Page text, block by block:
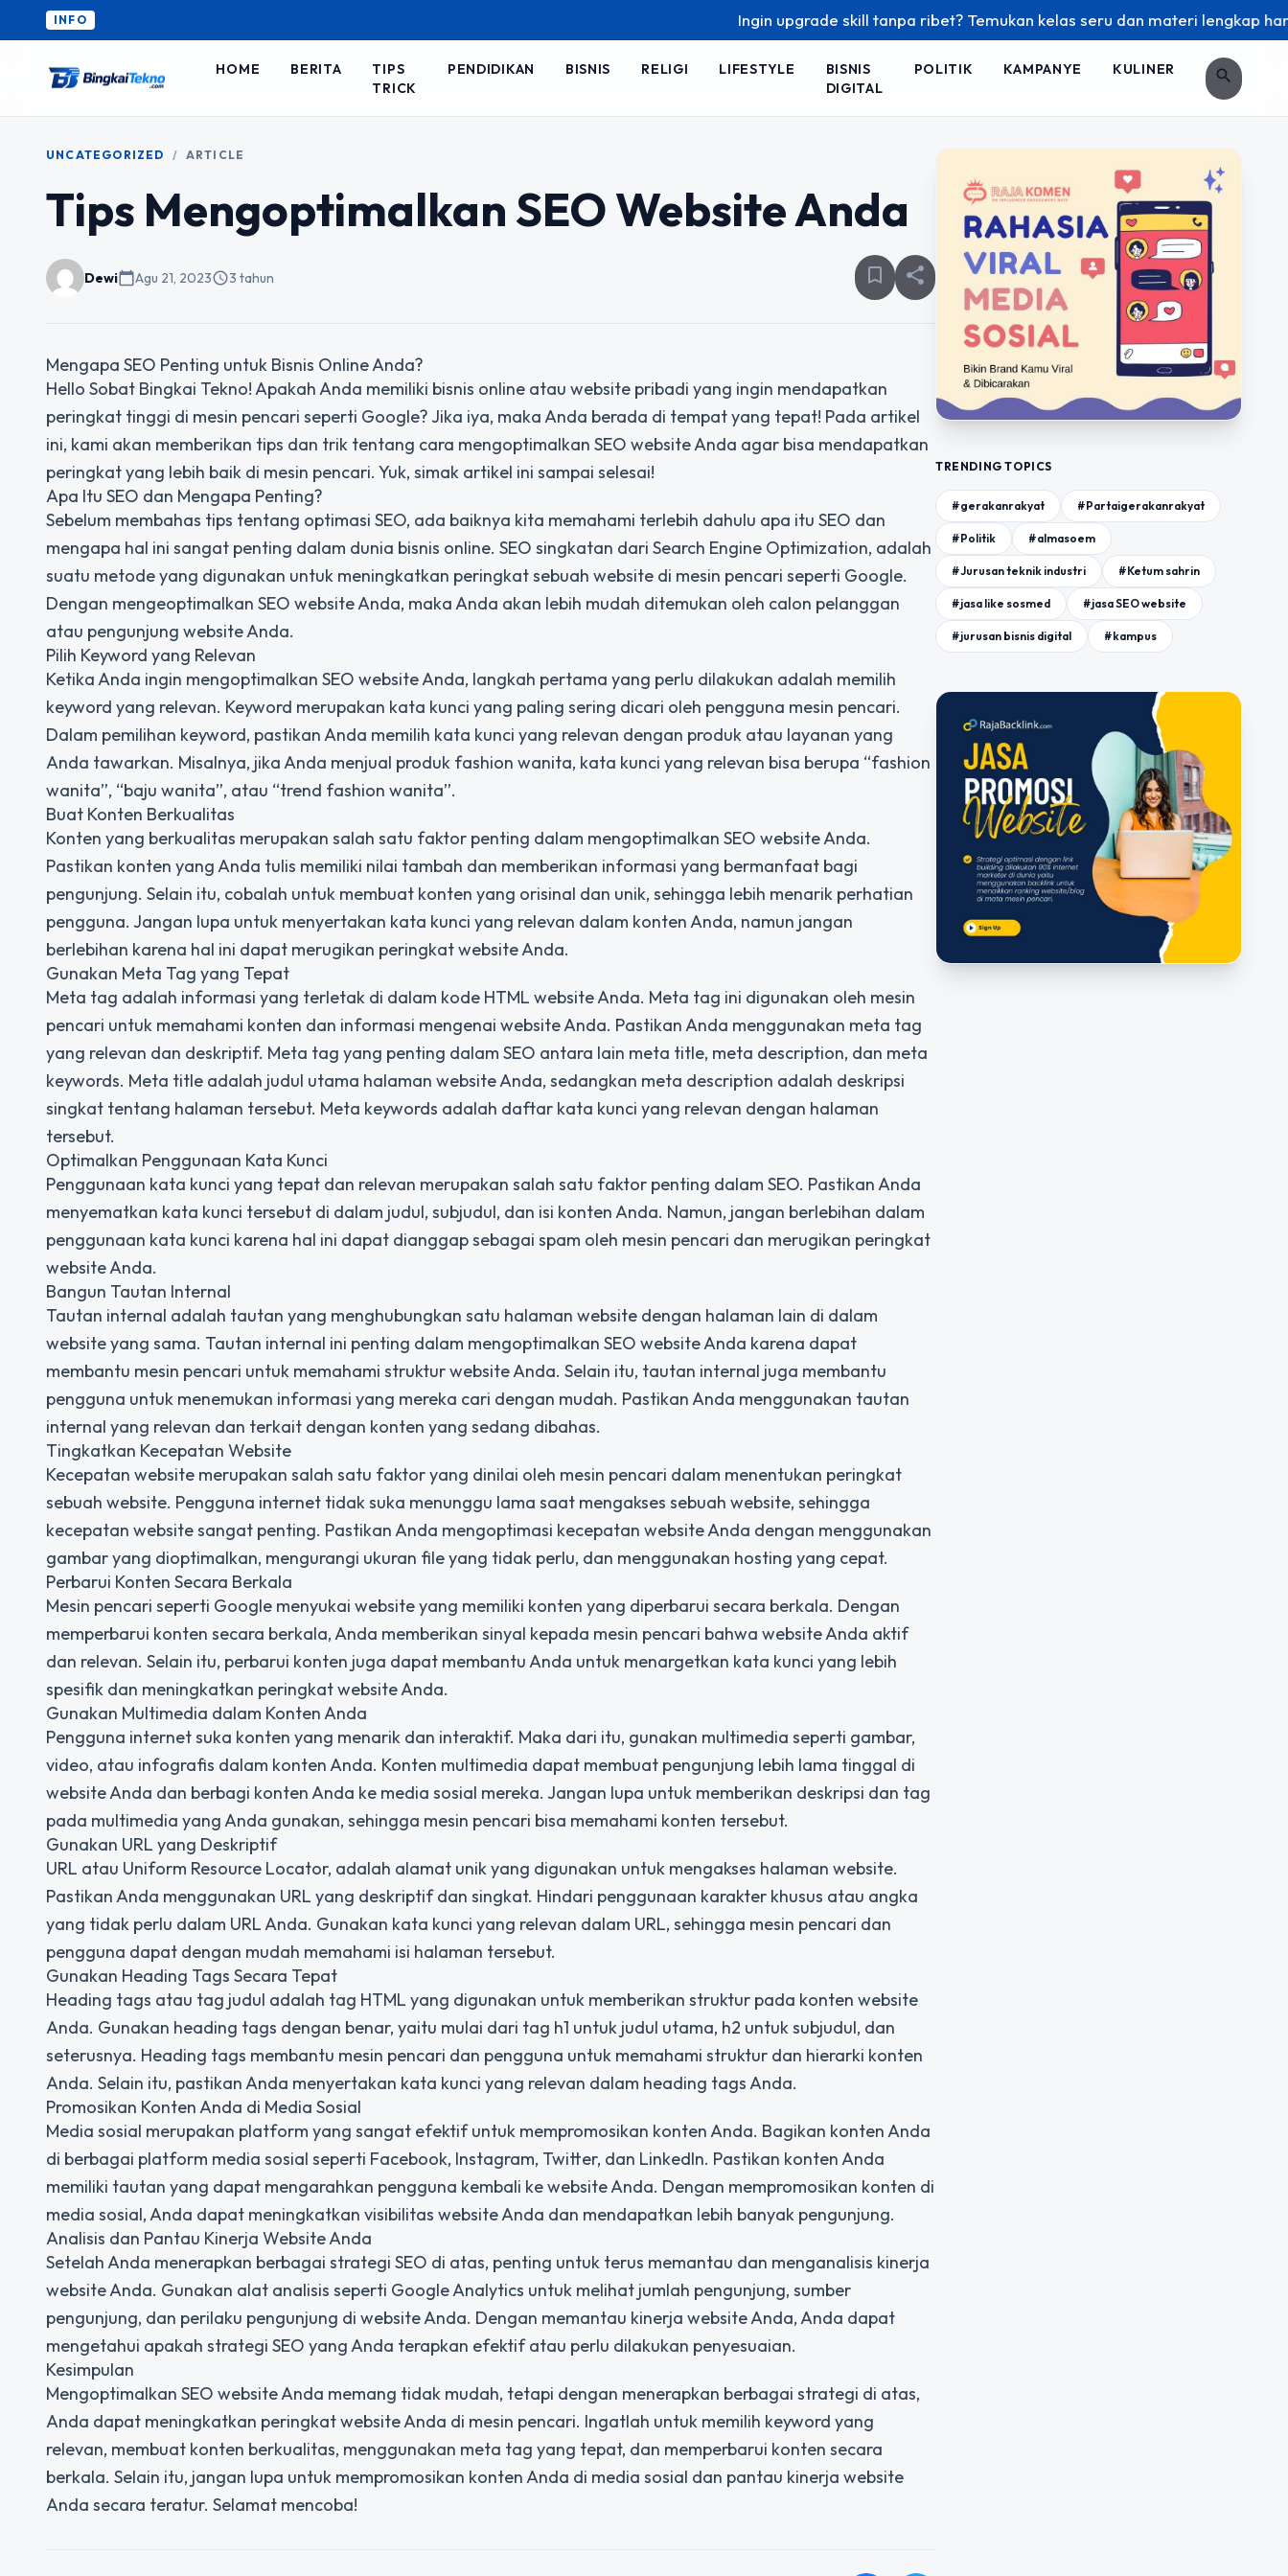
INFO Ingin upgrade skill tanpa ribet? Temukan kelas seru dan materi lengkap hanya di
HOME BERITA
TIPS
TRICK
PENDIDIKAN BISNIS RELIGI LIFESTYLE
BISNIS
DIGITAL
POLITIK KAMPANYE KULINER search
UNCATEGORIZED / ARTICLE
Tips Mengoptimalkan SEO Website Anda
Dewicalendar_todayAgu 21, 2023schedule3 tahun bookmark_border share
Mengapa SEO Penting untuk Bisnis Online Anda?
Hello Sobat Bingkai Tekno! Apakah Anda memiliki bisnis online atau website pribadi yang ingin mendapatkan
peringkat tinggi di mesin pencari seperti Google? Jika iya, maka Anda berada di tempat yang tepat! Pada artikel
ini, kami akan memberikan tips dan trik tentang cara mengoptimalkan SEO website Anda agar bisa mendapatkan
peringkat yang lebih baik di mesin pencari. Yuk, simak artikel ini sampai selesai!
Apa Itu SEO dan Mengapa Penting?
Sebelum membahas tips tentang optimasi SEO, ada baiknya kita memahami terlebih dahulu apa itu SEO dan
mengapa hal ini sangat penting dalam dunia bisnis online. SEO singkatan dari Search Engine Optimization, adalah
suatu metode yang digunakan untuk meningkatkan peringkat sebuah website di mesin pencari seperti Google.
Dengan mengeoptimalkan SEO website Anda, maka Anda akan lebih mudah ditemukan oleh calon pelanggan
atau pengunjung website Anda.
Pilih Keyword yang Relevan
Ketika Anda ingin mengoptimalkan SEO website Anda, langkah pertama yang perlu dilakukan adalah memilih
keyword yang relevan. Keyword merupakan kata kunci yang paling sering dicari oleh pengguna mesin pencari.
Dalam pemilihan keyword, pastikan Anda memilih kata kunci yang relevan dengan produk atau layanan yang
Anda tawarkan. Misalnya, jika Anda menjual produk fashion wanita, kata kunci yang relevan bisa berupa “fashion
wanita”, “baju wanita”, atau “trend fashion wanita”.
Buat Konten Berkualitas
Konten yang berkualitas merupakan salah satu faktor penting dalam mengoptimalkan SEO website Anda.
Pastikan konten yang Anda tulis memiliki nilai tambah dan memberikan informasi yang bermanfaat bagi
pengunjung. Selain itu, cobalah untuk membuat konten yang orisinal dan unik, sehingga lebih menarik perhatian
pengguna. Jangan lupa untuk menyertakan kata kunci yang relevan dalam konten Anda, namun jangan
berlebihan karena hal ini dapat merugikan peringkat website Anda.
Gunakan Meta Tag yang Tepat
Meta tag adalah informasi yang terletak di dalam kode HTML website Anda. Meta tag ini digunakan oleh mesin
pencari untuk memahami konten dan informasi mengenai website Anda. Pastikan Anda menggunakan meta tag
yang relevan dan deskriptif. Meta tag yang penting dalam SEO antara lain meta title, meta description, dan meta
keywords. Meta title adalah judul utama halaman website Anda, sedangkan meta description adalah deskripsi
singkat tentang halaman tersebut. Meta keywords adalah daftar kata kunci yang relevan dengan halaman
tersebut.
Optimalkan Penggunaan Kata Kunci
Penggunaan kata kunci yang tepat dan relevan merupakan salah satu faktor penting dalam SEO. Pastikan Anda
menyematkan kata kunci tersebut di dalam judul, subjudul, dan isi konten Anda. Namun, jangan berlebihan dalam
penggunaan kata kunci karena hal ini dapat dianggap sebagai spam oleh mesin pencari dan merugikan peringkat
website Anda.
Bangun Tautan Internal
Tautan internal adalah tautan yang menghubungkan satu halaman website dengan halaman lain di dalam
website yang sama. Tautan internal ini penting dalam mengoptimalkan SEO website Anda karena dapat
membantu mesin pencari untuk memahami struktur website Anda. Selain itu, tautan internal juga membantu
pengguna untuk menemukan informasi yang mereka cari dengan mudah. Pastikan Anda menggunakan tautan
internal yang relevan dan terkait dengan konten yang sedang dibahas.
Tingkatkan Kecepatan Website
Kecepatan website merupakan salah satu faktor yang dinilai oleh mesin pencari dalam menentukan peringkat
sebuah website. Pengguna internet tidak suka menunggu lama saat mengakses sebuah website, sehingga
kecepatan website sangat penting. Pastikan Anda mengoptimasi kecepatan website Anda dengan menggunakan
gambar yang dioptimalkan, mengurangi ukuran file yang tidak perlu, dan menggunakan hosting yang cepat.
Perbarui Konten Secara Berkala
Mesin pencari seperti Google menyukai website yang memiliki konten yang diperbarui secara berkala. Dengan
memperbarui konten secara berkala, Anda memberikan sinyal kepada mesin pencari bahwa website Anda aktif
dan relevan. Selain itu, perbarui konten juga dapat membantu Anda untuk menargetkan kata kunci yang lebih
spesifik dan meningkatkan peringkat website Anda.
Gunakan Multimedia dalam Konten Anda
Pengguna internet suka konten yang menarik dan interaktif. Maka dari itu, gunakan multimedia seperti gambar,
video, atau infografis dalam konten Anda. Konten multimedia dapat membuat pengunjung lebih lama tinggal di
website Anda dan berbagi konten Anda ke media sosial mereka. Jangan lupa untuk memberikan deskripsi dan tag
pada multimedia yang Anda gunakan, sehingga mesin pencari bisa memahami konten tersebut.
Gunakan URL yang Deskriptif
URL atau Uniform Resource Locator, adalah alamat unik yang digunakan untuk mengakses halaman website.
Pastikan Anda menggunakan URL yang deskriptif dan singkat. Hindari penggunaan karakter khusus atau angka
yang tidak perlu dalam URL Anda. Gunakan kata kunci yang relevan dalam URL, sehingga mesin pencari dan
pengguna dapat dengan mudah memahami isi halaman tersebut.
Gunakan Heading Tags Secara Tepat
Heading tags atau tag judul adalah tag HTML yang digunakan untuk memberikan struktur pada konten website
Anda. Gunakan heading tags dengan benar, yaitu mulai dari tag h1 untuk judul utama, h2 untuk subjudul, dan
seterusnya. Heading tags membantu mesin pencari dan pengguna untuk memahami struktur dan hierarki konten
Anda. Selain itu, pastikan Anda menyertakan kata kunci yang relevan dalam heading tags Anda.
Promosikan Konten Anda di Media Sosial
Media sosial merupakan platform yang sangat efektif untuk mempromosikan konten Anda. Bagikan konten Anda
di berbagai platform media sosial seperti Facebook, Instagram, Twitter, dan LinkedIn. Pastikan konten Anda
memiliki tautan yang dapat mengarahkan pengguna kembali ke website Anda. Dengan mempromosikan konten di
media sosial, Anda dapat meningkatkan visibilitas website Anda dan mendapatkan lebih banyak pengunjung.
Analisis dan Pantau Kinerja Website Anda
Setelah Anda menerapkan berbagai strategi SEO di atas, penting untuk terus memantau dan menganalisis kinerja
website Anda. Gunakan alat analisis seperti Google Analytics untuk melihat jumlah pengunjung, sumber
pengunjung, dan perilaku pengunjung di website Anda. Dengan memantau kinerja website Anda, Anda dapat
mengetahui apakah strategi SEO yang Anda terapkan efektif atau perlu dilakukan penyesuaian.
Kesimpulan
Mengoptimalkan SEO website Anda memang tidak mudah, tetapi dengan menerapkan berbagai strategi di atas,
Anda dapat meningkatkan peringkat website Anda di mesin pencari. Ingatlah untuk memilih keyword yang
relevan, membuat konten berkualitas, menggunakan meta tag yang tepat, dan memperbarui konten secara
berkala. Selain itu, jangan lupa untuk mempromosikan konten Anda di media sosial dan pantau kinerja website
Anda secara teratur. Selamat mencoba!
TRENDING TOPICS
#gerakanrakyat #Partaigerakanrakyat
#Politik #almasoem
#Jurusan teknik industri #Ketum sahrin
#jasa like sosmed #jasa SEO website
#jurusan bisnis digital #kampus